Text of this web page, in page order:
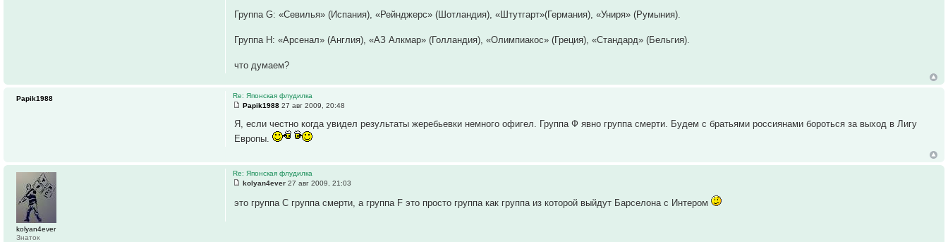
Группа G: «Севилья» (Испания), «Рейнджерс» (Шотландия), «Штутгарт»(Германия), «Униря» (Румыния).
Группа H: «Арсенал» (Англия), «АЗ Алкмар» (Голландия), «Олимпиакос» (Греция), «Стандард» (Бельгия).
что думаем?
Re: Японская флудилка
Papik1988 27 авг 2009, 20:48
Я, если честно когда увидел результаты жеребьевки немного офигел. Группа Ф явно группа смерти. Будем с братьями россиянами бороться за выход в Лигу
Европы.
Papik1988
Re: Японская флудилка
kolyan4ever 27 авг 2009, 21:03
это группа С группа смерти, а группа F это просто группа как группа из которой выйдут Барселона с Интером
kolyan4ever
Знаток